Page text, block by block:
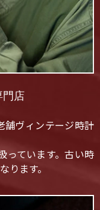
門店
舗ヴィンテージ時計
っています。古い時
ります。